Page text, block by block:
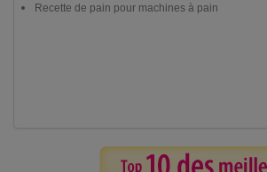
Recette de pain pour machines à pain